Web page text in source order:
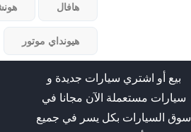
هافال
هيونداي موتور
بيع أو اشتري سيارات جديدة و
سيارات مستعملة الآن مجانا في
سوق السيارات بكل يسر في جميع